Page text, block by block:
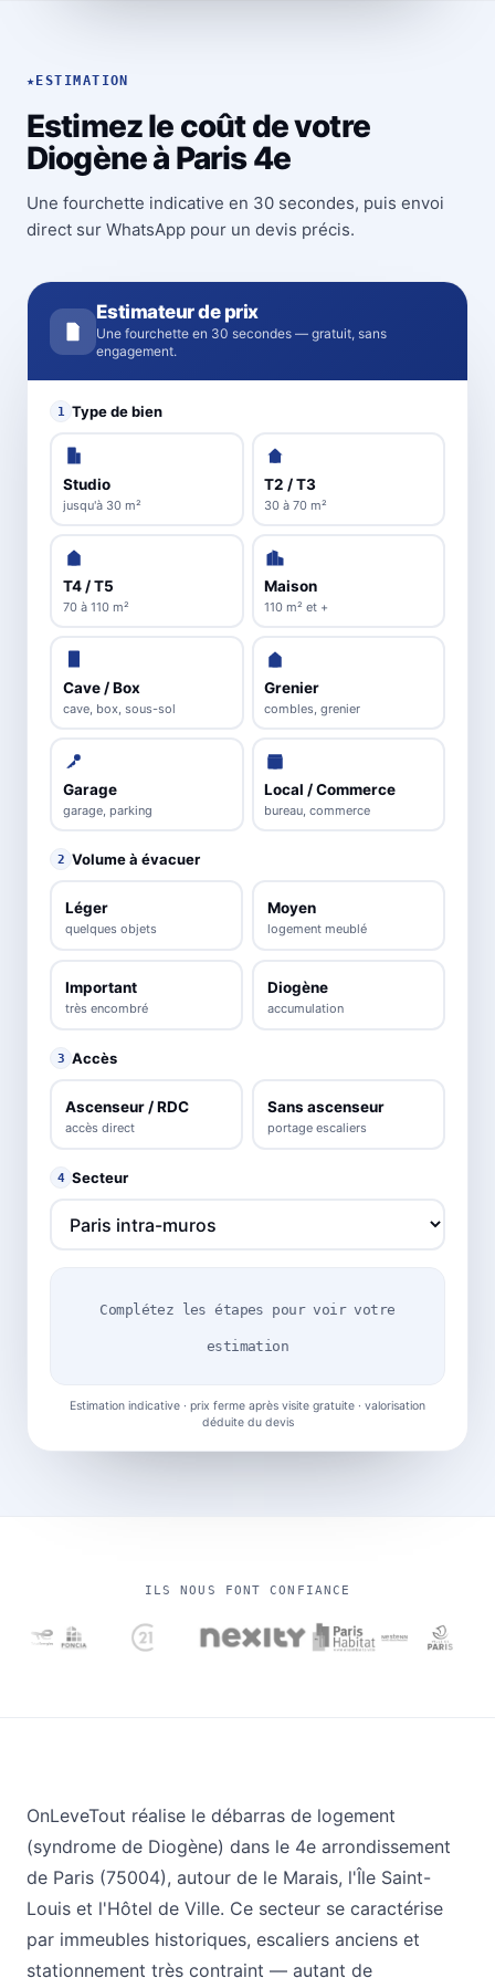
★ ESTIMATION
Estimez le coût de votre
Diogène à Paris 4e
Une fourchette indicative en 30 secondes, puis envoi
direct sur WhatsApp pour un devis précis.
Estimateur de prix
Une fourchette en 30 secondes — gratuit, sans
engagement.
1 Type de bien
Studio
jusqu'à 30 m²
T2 / T3
30 à 70 m²
T4 / T5
70 à 110 m²
Maison
110 m² et +
Cave / Box
cave, box, sous-sol
Grenier
combles, grenier
Garage
garage, parking
Local / Commerce
bureau, commerce
2 Volume à évacuer
Léger
quelques objets
Moyen
logement meublé
Important
très encombré
Diogène
accumulation
3 Accès
Ascenseur / RDC
accès direct
Sans ascenseur
portage escaliers
4 Secteur
Complétez les étapes pour voir votre
estimation
Estimation indicative · prix ferme après visite gratuite · valorisation
déduite du devis
ILS NOUS FONT CONFIANCE
OnLeveTout réalise le débarras de logement
(syndrome de Diogène) dans le 4e arrondissement
de Paris (75004), autour de le Marais, l'Île Saint-
Louis et l'Hôtel de Ville. Ce secteur se caractérise
par immeubles historiques, escaliers anciens et
stationnement très contraint — autant de